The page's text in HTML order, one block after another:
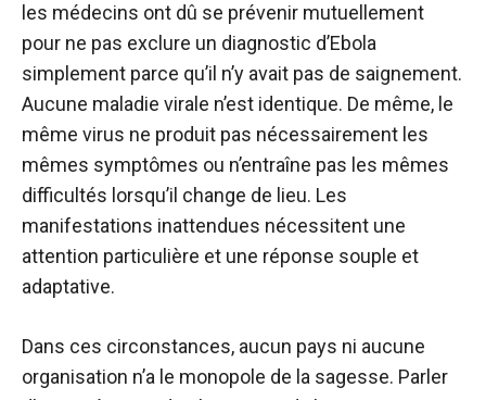
les médecins ont dû se prévenir mutuellement
pour ne pas exclure un diagnostic d’Ebola
simplement parce qu’il n’y avait pas de saignement.
Aucune maladie virale n’est identique. De même, le
même virus ne produit pas nécessairement les
mêmes symptômes ou n’entraîne pas les mêmes
difficultés lorsqu’il change de lieu. Les
manifestations inattendues nécessitent une
attention particulière et une réponse souple et
adaptative.
Dans ces circonstances, aucun pays ni aucune
organisation n’a le monopole de la sagesse. Parler